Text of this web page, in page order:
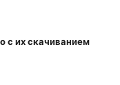
с их скачиванием